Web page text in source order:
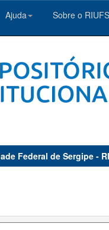
Ajuda Sobre o RIUFS
Federal de Sergipe -